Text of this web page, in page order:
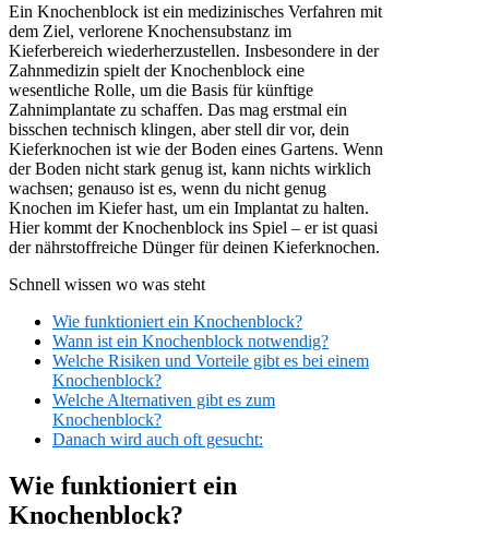
Ein Knochenblock ist ein medizinisches Verfahren mit
dem Ziel, verlorene Knochensubstanz im
Kieferbereich wiederherzustellen. Insbesondere in der
Zahnmedizin spielt der Knochenblock eine
wesentliche Rolle, um die Basis für künftige
Zahnimplantate zu schaffen. Das mag erstmal ein
bisschen technisch klingen, aber stell dir vor, dein
Kieferknochen ist wie der Boden eines Gartens. Wenn
der Boden nicht stark genug ist, kann nichts wirklich
wachsen; genauso ist es, wenn du nicht genug
Knochen im Kiefer hast, um ein Implantat zu halten.
Hier kommt der Knochenblock ins Spiel – er ist quasi
der nährstoffreiche Dünger für deinen Kieferknochen.
Schnell wissen wo was steht
Wie funktioniert ein Knochenblock?
Wann ist ein Knochenblock notwendig?
Welche Risiken und Vorteile gibt es bei einem
Knochenblock?
Welche Alternativen gibt es zum
Knochenblock?
Danach wird auch oft gesucht:
Wie funktioniert ein
Knochenblock?